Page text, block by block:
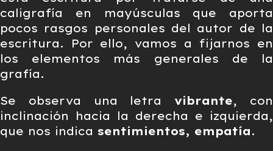
caligrafía en mayúsculas que aporta
pocos rasgos personales del autor de la
escritura. Por ello, vamos a fijarnos en
los elementos más generales de la
grafía.
Se observa una letra vibrante, con
inclinación hacia la derecha e izquierda,
que nos indica sentimientos, empatía.